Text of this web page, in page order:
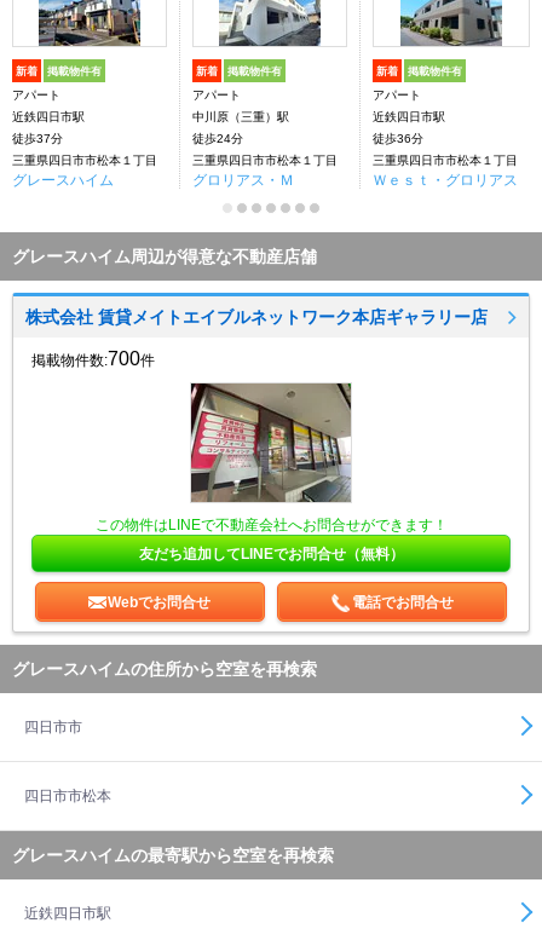
新着 掲載物件有
アパート
近鉄四日市駅
徒歩37分
三重県四日市市松本１丁目
グレースハイム
新着 掲載物件有
アパート
中川原（三重）駅
徒歩24分
三重県四日市市松本１丁目
グロリアス・Ｍ
新着 掲載物件有
アパート
近鉄四日市駅
徒歩36分
三重県四日市市松本１丁目
Ｗｅｓｔ・グロリアス
グレースハイム周辺が得意な不動産店舗
株式会社 賃貸メイトエイブルネットワーク本店ギャラリー店
掲載物件数:700件
この物件はLINEで不動産会社へお問合せができます！
友だち追加してLINEでお問合せ（無料）
Webでお問合せ 電話でお問合せ
グレースハイムの住所から空室を再検索
四日市市
四日市市松本
グレースハイムの最寄駅から空室を再検索
近鉄四日市駅